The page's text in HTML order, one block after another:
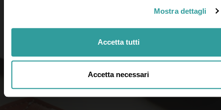
Mostra dettagli
Accetta tutti
Accetta necessari
Documenti importanti
Iscriviti alla newsletter
Sostenibilità